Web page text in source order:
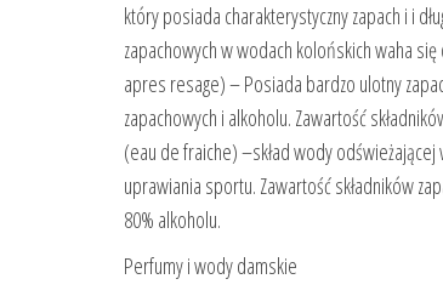
który posiada charakterystyczny zapach i i
zapachowych w wodach kolońskich waha
apres resage) – Posiada bardzo ulotny
zapachowych i alkoholu. Zawartość
(eau de fraiche) –skład wody
uprawiania sportu. Zawartość składników
80% alkoholu.
Perfumy i wody damskie